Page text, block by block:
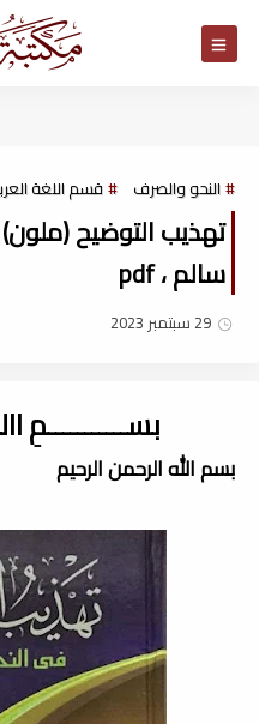
النحو والصرف قسم اللغة
تهذيب التوضيح
سالم ، pdf
29 سبتمبر 2023
بسم الله الرحمن الرحيم